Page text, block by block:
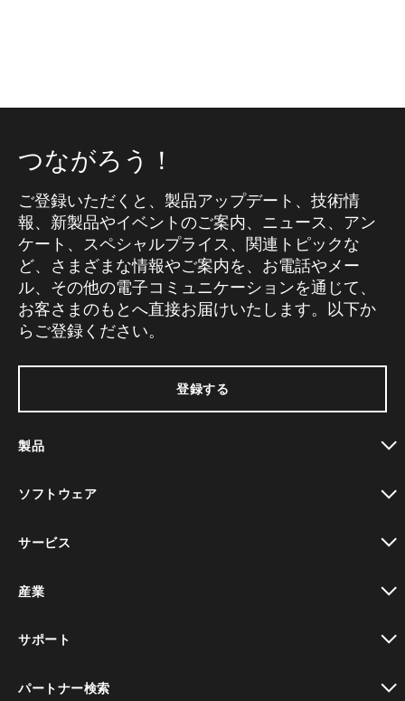
つながろう！
ご登録いただくと、製品アップデート、技術情
報、新製品やイベントのご案内、ニュース、アン
ケート、スペシャルプライス、関連トピックな
ど、さまざまな情報やご案内を、お電話やメー
ル、その他の電子コミュニケーションを通じて、
お客さまのもとへ直接お届けいたします。以下か
らご登録ください。
登録する
製品
ソフトウェア
サービス
産業
サポート
パートナー検索